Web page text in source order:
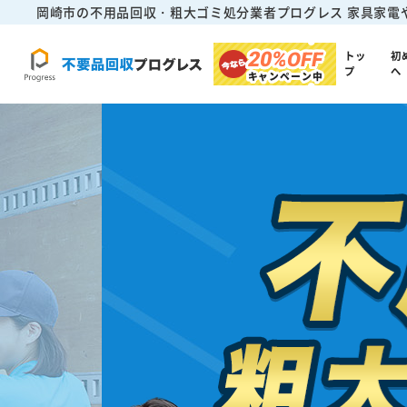
岡崎市の不用品回収・粗大ゴミ処分業者プログレス 家具家電
20%OFF
キャンペーン中
トッ
プ
初
へ